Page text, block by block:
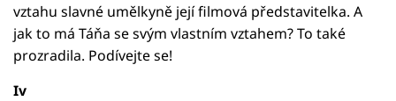
vztahu slavné umělkyně její filmová představitelka. A
jak to má Táňa se svým vlastním vztahem? To také
prozradila. Podívejte se!
Iv